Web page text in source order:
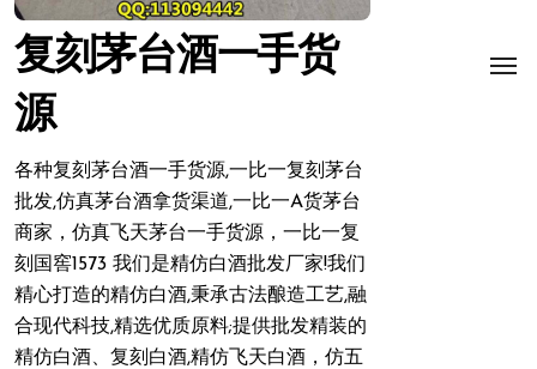
复刻茅台酒一手货
源
各种复刻茅台酒一手货源,一比一复刻茅台
批发,仿真茅台酒拿货渠道,一比一A货茅台
商家，仿真飞天茅台一手货源，一比一复
刻国窖1573 我们是精仿白酒批发厂家!我们
精心打造的精仿白酒,秉承古法酿造工艺,融
合现代科技,精选优质原料;提供批发精装的
精仿白酒、复刻白酒,精仿飞天白酒，仿五